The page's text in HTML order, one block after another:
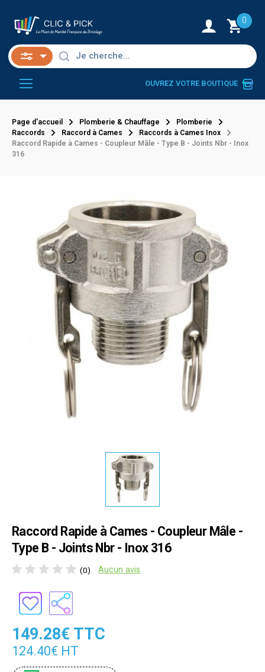
0
OUVREZ VOTRE BOUTIQUE
Page d'accueil Plomberie & Chauffage
Plomberie
Raccords
Raccord à Cames
Raccords à Cames Inox
Raccord Rapide à Cames - Coupleur Mâle - Type B - Joints Nbr - Inox
316
Raccord Rapide à Cames - Coupleur Mâle -
Type B - Joints Nbr - Inox 316
(0) Aucun avis
149.28€ TTC
124.40€ HT